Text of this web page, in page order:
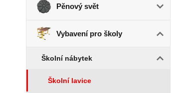
Pěnový svět
Vybavení pro školy
Školní nábytek
Školní lavice